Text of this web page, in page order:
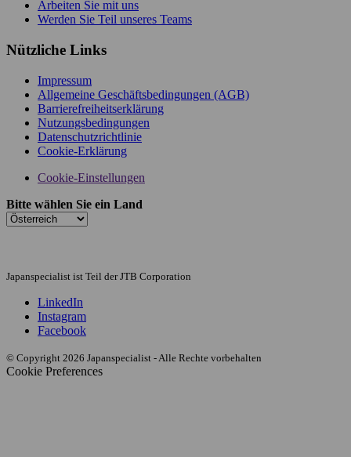
Arbeiten Sie mit uns
Werden Sie Teil unseres Teams
Nützliche Links
Impressum
Allgemeine Geschäftsbedingungen (AGB)
Barrierefreiheitserklärung
Nutzungsbedingungen
Datenschutzrichtlinie
Cookie-Erklärung
Cookie-Einstellungen
Bitte wählen Sie ein Land
Japanspecialist ist Teil der JTB Corporation
LinkedIn
Instagram
Facebook
© Copyright 2026 Japanspecialist - Alle Rechte vorbehalten
Cookie Preferences